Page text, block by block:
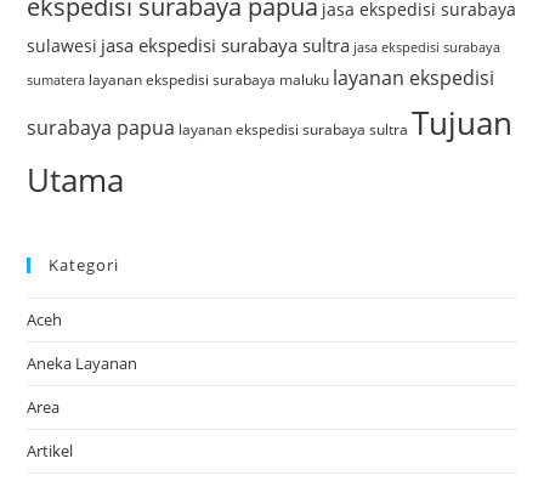
jasa ekspedisi surabaya
sulawesi jasa ekspedisi surabaya sultra jasa ekspedisi surabaya
sumatera layanan ekspedisi surabaya maluku layanan ekspedisi
surabaya papua layanan ekspedisi surabaya sultra Tujuan
Utama
Kategori
Aceh
Aneka Layanan
Area
Artikel